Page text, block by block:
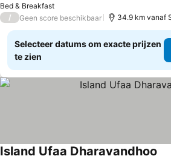
Bed & Breakfast
/ Geen score beschikbaar 34.9 km vanaf
Selecteer datums om exacte prijzen
te zien
Island Ufaa Dharavandhoo